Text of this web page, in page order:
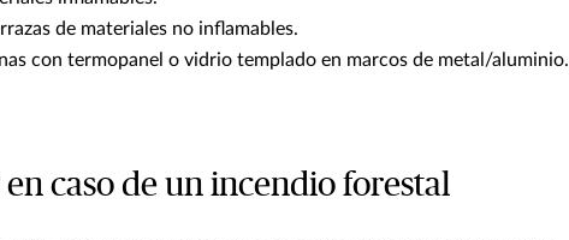
de materiales no inflamables.
con termopanel o vidrio templado en marcos de metal/aluminio.
en caso de un incendio forestal